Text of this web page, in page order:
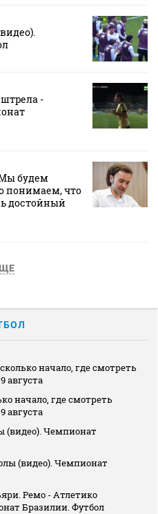
-
будем
понимаем, что
достойный
начало, где смотреть
августа
начало, где смотреть
августа
(видео). Чемпионат
(видео). Чемпионат
Ремо - Атлетико
Бразилии. Футбол